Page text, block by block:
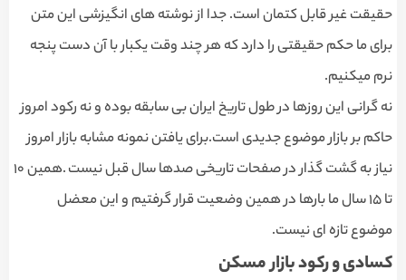
حقیقت غیر قابل کتمان است. جدا از نوشته های انگیزشی این متن
برای ما حکم حقیقتی را دارد که هر چند وقت یکبار با آن دست پنجه
نرم میکنیم.
نه گرانی این روزها در طول تاریخ ایران بی سابقه بوده و نه رکود امروز
حاکم بر بازار موضوع جدیدی است.برای یافتن نمونه مشابه بازار امروز
نیاز به گشت گذار در صفحات تاریخی صدها سال قبل نیست .همین ١٠
تا ١۵ سال ما بارها در همین وضعیت قرار گرفتیم و این معضل
موضوع تازه ای نیست.
کسادی و رکود بازار مسکن